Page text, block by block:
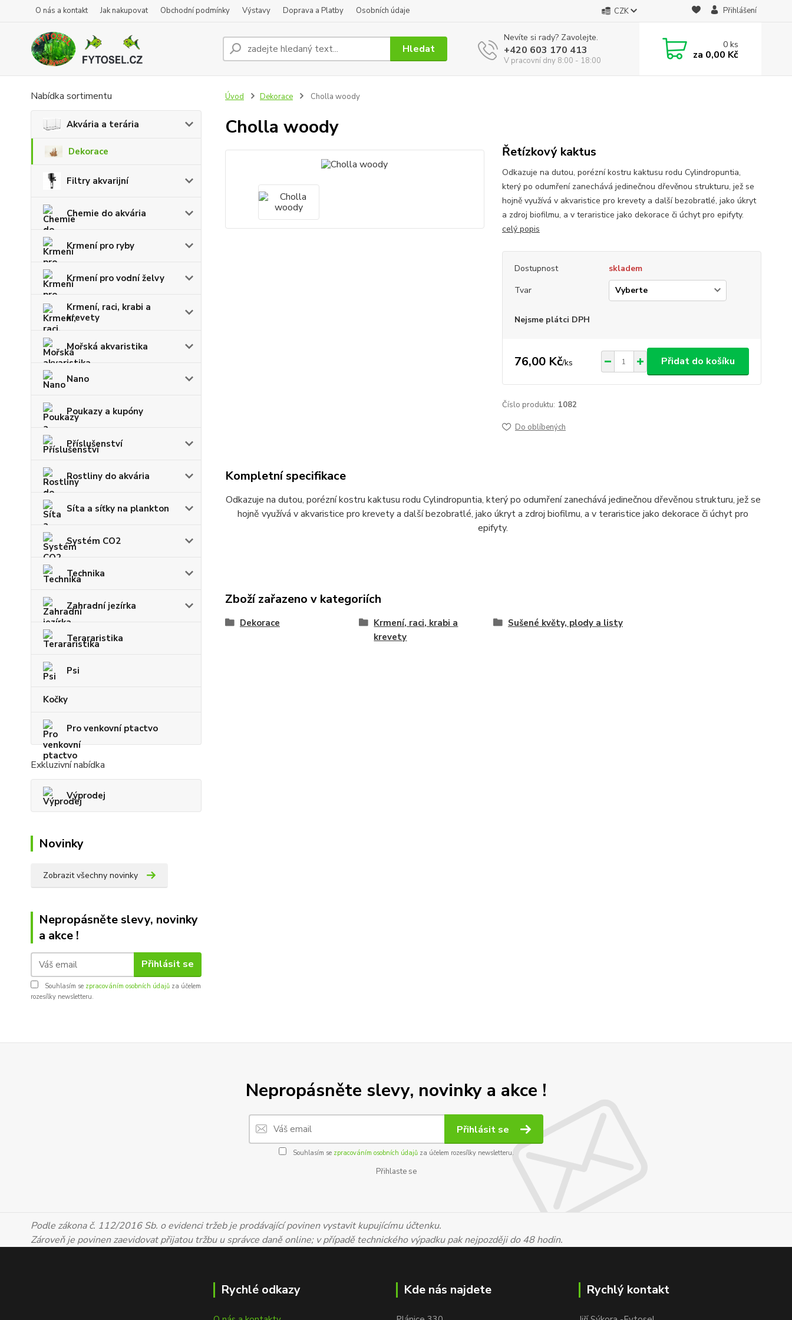
O nás a kontakt Jak nakupovat Obchodní podmínky Výstavy Doprava a Platby Osobních údaje CZK Přihlášení
Hledat
Nevíte si rady? Zavolejte.
+420 603 170 413
V pracovní dny 8:00 - 18:00
0ks
za 0,00 Kč
Nabídka sortimentu
Akvária a terária
Dekorace
Filtry akvarijní
Chemie do akvária
Krmení pro ryby
Krmení pro vodní želvy
Krmení, raci, krabi a
krevety
Mořská akvaristika
Nano
Poukazy a kupóny
Příslušenství
Rostliny do akvária
Síta a síťky na plankton
Systém CO2
Technika
Zahradní jezírka
Terararistika
Psi
Kočky
Pro venkovní ptactvo
Exkluzivní nabídka
Výprodej
Novinky
Zobrazit všechny novinky
Nepropásněte slevy, novinky
a akce !
Přihlásit se
Souhlasím se zpracováním osobních údajů za účelem
rozesílky newsletteru.
Úvod Dekorace Cholla woody
Cholla woody
Řetízkový kaktus
Odkazuje na dutou, porézní kostru kaktusu rodu Cylindropuntia,
který po odumření zanechává jedinečnou dřevěnou strukturu, jež se
hojně využívá v akvaristice pro krevety a další bezobratlé, jako úkryt
a zdroj biofilmu, a v teraristice jako dekorace či úchyt pro epifyty.
celý popis
Dostupnost
skladem
Tvar
Nejsme plátci DPH
76,00 Kč/ks Přidat do košíku
Číslo produktu: 1082
Do oblíbených
Kompletní specifikace
Odkazuje na dutou, porézní kostru kaktusu rodu Cylindropuntia, který po odumření zanechává jedinečnou dřevěnou strukturu, jež se
hojně využívá v akvaristice pro krevety a další bezobratlé, jako úkryt a zdroj biofilmu, a v teraristice jako dekorace či úchyt pro
epifyty.
Zboží zařazeno v kategoriích
Dekorace
Krmení, raci, krabi a
krevety
Sušené květy, plody a listy
Nepropásněte slevy, novinky a akce !
Přihlásit se
Souhlasím se zpracováním osobních údajůza účelem rozesílky newsletteru.
Přihlaste se
Podle zákona č. 112/2016 Sb. o evidenci tržeb je prodávající povinen vystavit kupujícímu účtenku.
Zároveň je povinen zaevidovat přijatou tržbu u správce daně online; v případě technického výpadku pak nejpozději do 48 hodin.
Rychlé odkazy Kde nás najdete Rychlý kontakt